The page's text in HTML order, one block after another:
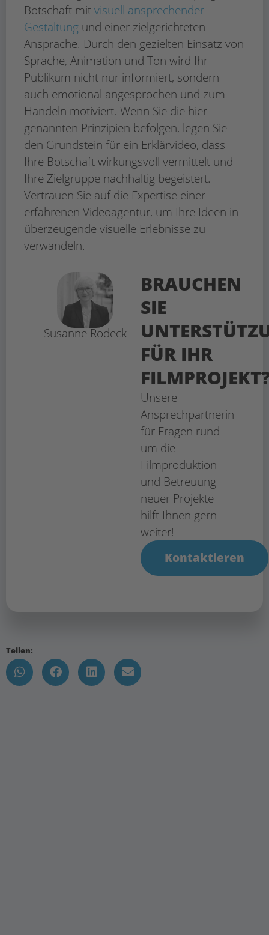
Botschaft mitvisuell ansprechender
Gestaltung und einer zielgerichteten
Ansprache. Durch den gezielten Einsatz von
Sprache, Animation und Ton wird Ihr
Publikum nicht nur informiert, sondern
auch emotional angesprochen und zum
Handeln motiviert. Wenn Sie die hier
genannten Prinzipien befolgen, legen Sie
den Grundstein für ein Erklärvideo, dass
Ihre Botschaft wirkungsvoll vermittelt und
Ihre Zielgruppe nachhaltig begeistert.
Vertrauen Sie auf die Expertise einer
erfahrenen Videoagentur, um Ihre Ideen in
überzeugende visuelle Erlebnisse zu
verwandeln.
Susanne Rodeck
BRAUCHEN
SIE
FÜR IHR
Unsere
Ansprechpartnerin
für Fragen rund
um die
Filmproduktion
und Betreuung
neuer Projekte
hilft Ihnen gern
weiter!
Kontaktieren
Teilen: